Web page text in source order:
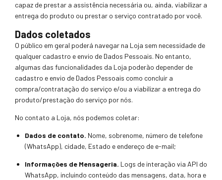
capaz de prestar a assistência necessária ou, ainda, viabilizar a
entrega do produto ou prestar o serviço contratado por você.
Dados coletados
O público em geral poderá navegar na Loja sem necessidade de
qualquer cadastro e envio de Dados Pessoais. No entanto,
algumas das funcionalidades da Loja poderão depender de
cadastro e envio de Dados Pessoais como concluir a
compra/contratação do serviço e/ou a viabilizar a entrega do
produto/prestação do serviço por nós.
No contato a Loja, nós podemos coletar:
Dados de contato. Nome, sobrenome, número de telefone
(WhatsApp), cidade, Estado e endereço de e-mail;
Informações de Mensageria. Logs de interação via API do
WhatsApp, incluindo conteúdo das mensagens, data, hora e